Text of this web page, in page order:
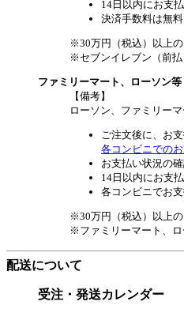
14日以内にお支
決済手数料は無料
※30万円（税込）以上の
※セブンイレブン（前
ファミリーマート、ローソン等
【備考】
ローソン、ファミリー
ご注文後に、お
各コンビニでの
お支払い状況の
14日以内にお支
各コンビニでお
※30万円（税込）以上の
※ファミリーマート、
配送について
受注・発送カレンダー